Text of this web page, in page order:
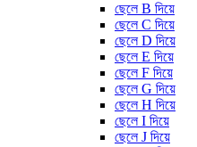
ছেলে B দিয়ে
ছেলে C দিয়ে
ছেলে D দিয়ে
ছেলে E দিয়ে
ছেলে F দিয়ে
ছেলে G দিয়ে
ছেলে H দিয়ে
ছেলে I দিয়ে
ছেলে J দিয়ে